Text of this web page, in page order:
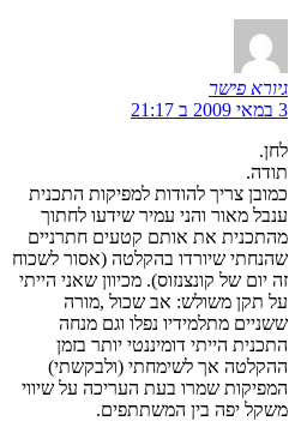
גיורא פישר
3 במאי 2009 ב 21:17
לחן.
תודה.
כמובן צריך להודות למפיקות התכנית
ענבל מאור והני עמיר שידעו לחתוך
מהתכנית את אותם קטעים חתרניים
שהנחתי שיורדו בהקלטה (אסור לשכוח
זה יום של קונצנזוס). מכיוון שאני הייתי
על תקן משולש: אב שכול ,מורה
ששניים מתלמידיו נפלו וגם מנחה
התכנית הייתי דומיננטי יותר בזמן
ההקלטה אך לשימחתי (ולבקשתי)
המפיקות שמרו בעת העריכה על שיווי
משקל יפה בין המשתתפים.